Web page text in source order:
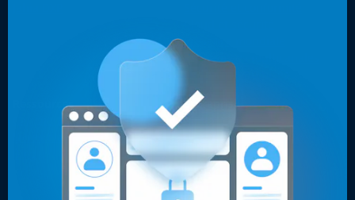
Présence mondiale
Expériences multicanales
Ressources
Cas clients
Livres blancs, vidéos & autres
Entreprise
Contact
Pourquoi les développeurs
choisissent Jahia ?
Pourquoi choisir Jahia ?
À propos